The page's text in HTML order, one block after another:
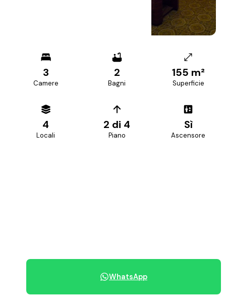
3
Camere
2
Bagni
155 m²
Superficie
4
Locali
2 di 4
Piano
Sì
Ascensore
WhatsApp